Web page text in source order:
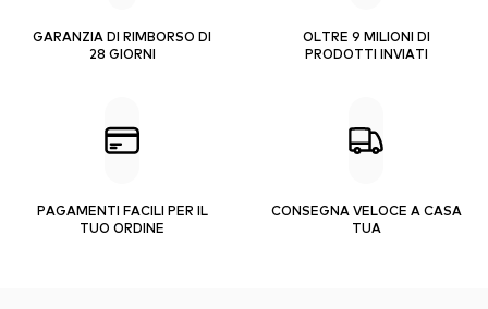
GARANZIA DI RIMBORSO DI
28 GIORNI
OLTRE 9 MILIONI DI
PRODOTTI INVIATI
PAGAMENTI FACILI PER IL
TUO ORDINE
CONSEGNA VELOCE A CASA
TUA